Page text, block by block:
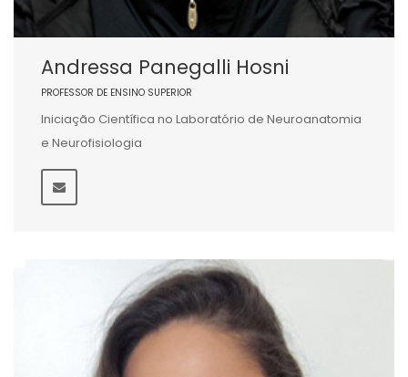
Andressa Panegalli Hosni
PROFESSOR DE ENSINO SUPERIOR
Iniciação Científica no Laboratório de Neuroanatomia
e Neurofisiologia